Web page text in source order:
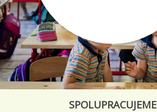
SPOLUPRACUJEME